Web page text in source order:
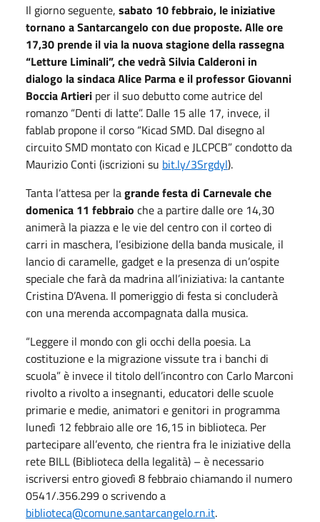
Il giorno seguente, sabato 10 febbraio, le iniziative
tornano a Santarcangelo con due proposte. Alle ore
17,30 prende il via la nuova stagione della rassegna
“Letture Liminali”, che vedrà Silvia Calderoni in
dialogo la sindaca Alice Parma e il professor Giovanni
Boccia Artieri per il suo debutto come autrice del
romanzo “Denti di latte”. Dalle 15 alle 17, invece, il
fablab propone il corso “Kicad SMD. Dal disegno al
circuito SMD montato con Kicad e JLCPCB” condotto da
Maurizio Conti (iscrizioni su bit.ly/3Srgdyl).
Tanta l’attesa per lagrande festa di Carnevale che
domenica 11 febbraio che a partire dalle ore 14,30
animerà la piazza e le vie del centro con il corteo di
carri in maschera, l’esibizione della banda musicale, il
lancio di caramelle, gadget e la presenza di un’ospite
speciale che farà da madrina all’iniziativa: la cantante
Cristina D’Avena. Il pomeriggio di festa si concluderà
con una merenda accompagnata dalla musica.
“Leggere il mondo con gli occhi della poesia. La
costituzione e la migrazione vissute tra i banchi di
scuola” è invece il titolo dell’incontro con Carlo Marconi
rivolto a rivolto a insegnanti, educatori delle scuole
primarie e medie, animatori e genitori in programma
lunedì 12 febbraio alle ore 16,15 in biblioteca. Per
partecipare all’evento, che rientra fra le iniziative della
rete BILL (Biblioteca della legalità) – è necessario
iscriversi entro giovedì 8 febbraio chiamando il numero
0541/.356.299 o scrivendo a
biblioteca@comune.santarcangelo.rn.it.